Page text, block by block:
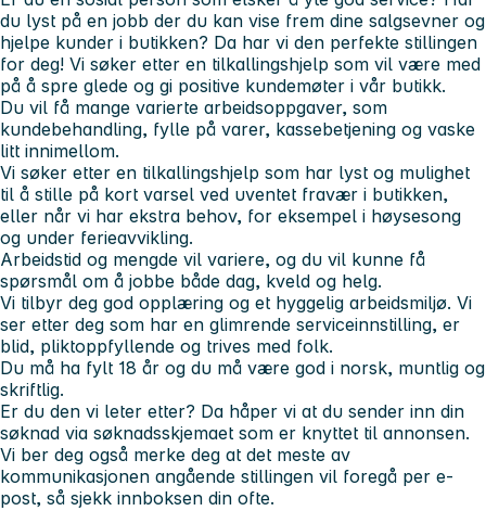
du lyst på en jobb der du kan vise frem dine salgsevner og
hjelpe kunder i butikken? Da har vi den perfekte stillingen
for deg! Vi søker etter en tilkallingshjelp som vil være med
på å spre glede og gi positive kundemøter i vår butikk.
Du vil få mange varierte arbeidsoppgaver, som
kundebehandling, fylle på varer, kassebetjening og vaske
litt innimellom.
Vi søker etter en tilkallingshjelp som har lyst og mulighet
til å stille på kort varsel ved uventet fravær i butikken,
eller når vi har ekstra behov, for eksempel i høysesong
og under ferieavvikling.
Arbeidstid og mengde vil variere, og du vil kunne få
spørsmål om å jobbe både dag, kveld og helg.
Vi tilbyr deg god opplæring og et hyggelig arbeidsmiljø. Vi
ser etter deg som har en glimrende serviceinnstilling, er
blid, pliktoppfyllende og trives med folk.
Du må ha fylt 18 år og du må være god i norsk, muntlig og
skriftlig.
Er du den vi leter etter? Da håper vi at du sender inn din
søknad via søknadsskjemaet som er knyttet til annonsen.
Vi ber deg også merke deg at det meste av
kommunikasjonen angående stillingen vil foregå per e-
post, så sjekk innboksen din ofte.